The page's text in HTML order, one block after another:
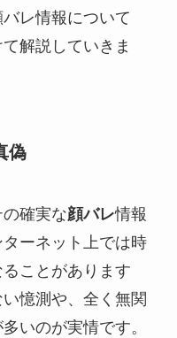
レ情報について
解説していきま
偽
確実な顔バレ情報
ーネット上では時
ことがあります
憶測や、全く無関
いのが実情です。